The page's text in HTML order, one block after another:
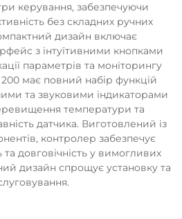
керування, забезпечуючи
без складних ручних
дизайн включає
з інтуїтивними кнопками
параметрів та моніторингу
має повний набір функцій
та звуковими індикаторами
температури та
датчика. Виготовлений із
контролер забезпечує
та довговічність у вимогливих
дизайн спрощує установку та